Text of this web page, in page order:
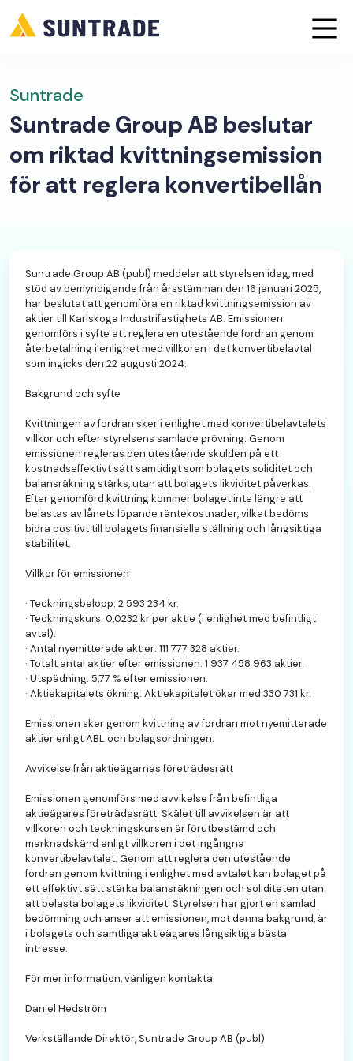
Suntrade
Suntrade Group AB beslutar
om riktad kvittningsemission
för att reglera konvertibellån
Suntrade Group AB (publ) meddelar att styrelsen idag, med
stöd av bemyndigande från årsstämman den 16 januari 2025,
har beslutat att genomföra en riktad kvittningsemission av
aktier till Karlskoga Industrifastighets AB. Emissionen
genomförs i syfte att reglera en utestående fordran genom
återbetalning i enlighet med villkoren i det konvertibelavtal
som ingicks den 22 augusti 2024.
Bakgrund och syfte
Kvittningen av fordran sker i enlighet med konvertibelavtalets
villkor och efter styrelsens samlade prövning. Genom
emissionen regleras den utestående skulden på ett
kostnadseffektivt sätt samtidigt som bolagets soliditet och
balansräkning stärks, utan att bolagets likviditet påverkas.
Efter genomförd kvittning kommer bolaget inte längre att
belastas av lånets löpande räntekostnader, vilket bedöms
bidra positivt till bolagets finansiella ställning och långsiktiga
stabilitet.
Villkor för emissionen
· Teckningsbelopp: 2 593 234 kr.
· Teckningskurs: 0,0232 kr per aktie (i enlighet med befintligt
avtal).
· Antal nyemitterade aktier: 111 777 328 aktier.
· Totalt antal aktier efter emissionen: 1 937 458 963 aktier.
· Utspädning: 5,77 % efter emissionen.
· Aktiekapitalets ökning: Aktiekapitalet ökar med 330 731 kr.
Emissionen sker genom kvittning av fordran mot nyemitterade
aktier enligt ABL och bolagsordningen.
Avvikelse från aktieägarnas företrädesrätt
Emissionen genomförs med avvikelse från befintliga
aktieägares företrädesrätt. Skälet till avvikelsen är att
villkoren och teckningskursen är förutbestämd och
marknadskänd enligt villkoren i det ingångna
konvertibelavtalet. Genom att reglera den utestående
fordran genom kvittning i enlighet med avtalet kan bolaget på
ett effektivt sätt stärka balansräkningen och soliditeten utan
att belasta bolagets likviditet. Styrelsen har gjort en samlad
bedömning och anser att emissionen, mot denna bakgrund, är
i bolagets och samtliga aktieägares långsiktiga bästa
intresse.
För mer information, vänligen kontakta:
Daniel Hedström
Verkställande Direktör, Suntrade Group AB (publ)